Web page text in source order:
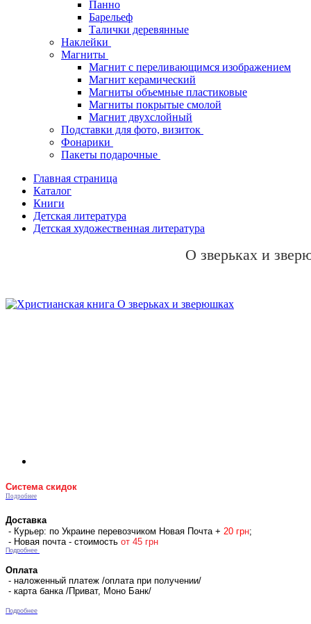
Панно
Барельеф
Талички деревянные
Наклейки
Магниты
Магнит с переливающимся изображением
Магнит керамический
Магниты объемные пластиковые
Магниты покрытые смолой
Магнит двухслойный
Подставки для фото, визиток
Фонарики
Пакеты подарочные
Главная страница
Каталог
Книги
Детская литература
Детская художественная литература
О зверьках и
Система скидок
Подробнее
Доставка
- Курьер: по Украине перевозчиком Новая Почта + 20 грн;
- Новая почта - стоимость от 45 грн
Подробнее
Оплата
- наложенный платеж /оплата при получении/
- карта банка /Приват, Моно Банк/
Подробнее